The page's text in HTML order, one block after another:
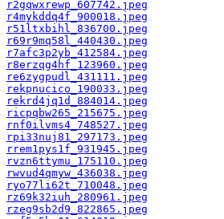
r2gqwxrewp_607742.jpeg
r4mykddq4f_900018.jpeg
r51ltxbihl_836700.jpeg
r69r9mq58l_440430.jpeg
r7afc3p2yb_412584.jpeg
r8erzqg4hf_123960.jpeg
re6zygpudl_431111.jpeg
rekpnucico_190033.jpeg
rekrd4jq1d_884014.jpeg
ricpqbw265_215675.jpeg
rnf0ilvms4_748527.jpeg
rpi33nuj81_297173.jpeg
rrem1pys1f_931945.jpeg
rvzn6ttymu_175110.jpeg
rwvud4qmyw_436038.jpeg
ryo77li62t_710048.jpeg
rz69k32iuh_280961.jpeg
rzeg9sb2d9_822865.jpeg